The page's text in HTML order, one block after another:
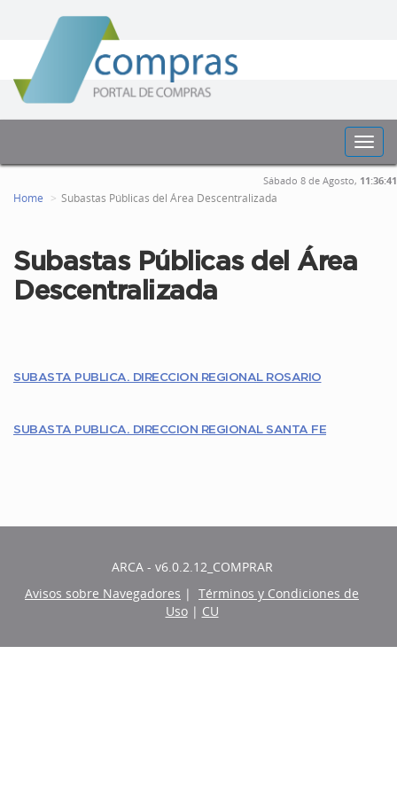
Sábado 8 de Agosto, 11:36:41
Home Subastas Públicas del Área Descentralizada
Subastas Públicas del Área
Descentralizada
SUBASTA PUBLICA. DIRECCION REGIONAL ROSARIO
SUBASTA PUBLICA. DIRECCION REGIONAL SANTA FE
ARCA - v6.0.2.12_COMPRAR
Avisos sobre Navegadores | Términos y Condiciones de
Uso | CU